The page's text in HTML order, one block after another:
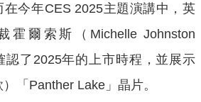
在今年CES 2025主題演講中，英
霍爾索斯（Michelle Johnston
認了2025年的上市時程，並展示
「Panther Lake」晶片。